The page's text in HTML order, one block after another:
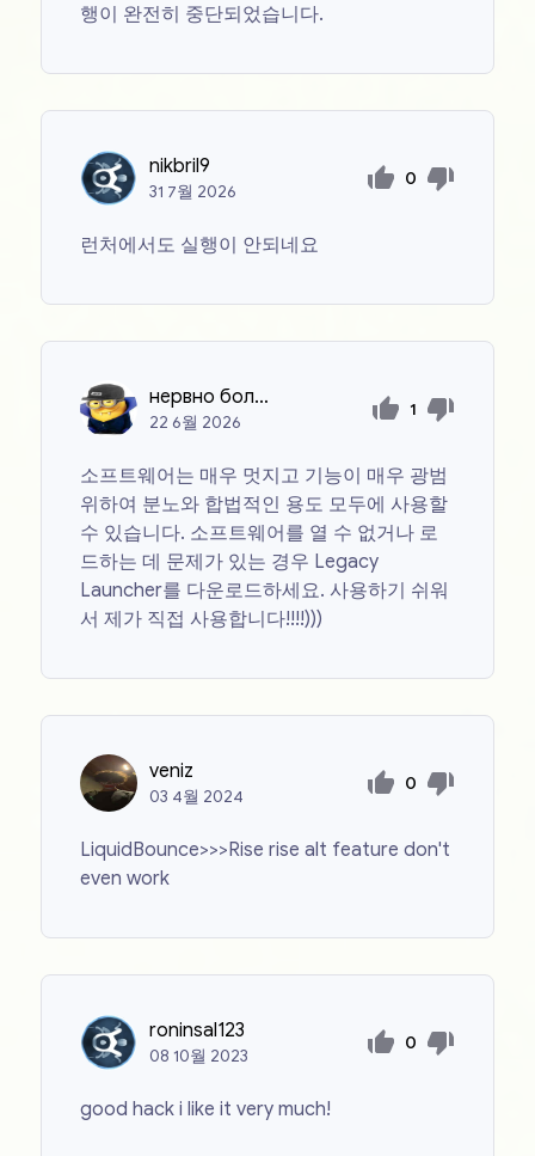
행이 완전히 중단되었습니다.
nikbril9
31 7월 2026
0
런처에서도 실행이 안되네요
нервно больной
22 6월 2026
1
소프트웨어는 매우 멋지고 기능이 매우 광범
위하여 분노와 합법적인 용도 모두에 사용할
수 있습니다. 소프트웨어를 열 수 없거나 로
드하는 데 문제가 있는 경우 Legacy
Launcher를 다운로드하세요. 사용하기 쉬워
서 제가 직접 사용합니다!!!!)))
veniz
03 4월 2024
0
LiquidBounce>>>Rise rise alt feature don't
even work
roninsal123
0810월 2023
0
good hack i like it very much!